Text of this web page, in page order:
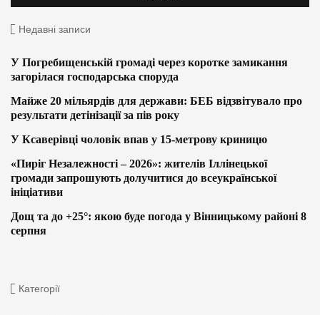
Недавні записи
У Погребищенській громаді через коротке замикання
загорілася господарська споруда
Майже 20 мільярдів для держави: БЕБ відзвітувало про
результати детінізації за пів року
У Ксаверівці чоловік впав у 15-метрову криницю
«Пиріг Незалежності – 2026»: жителів Іллінецької
громади запрошують долучитися до всеукраїнської
ініціативи
Дощ та до +25°: якою буде погода у Вінницькому районі 8
серпня
Категорії